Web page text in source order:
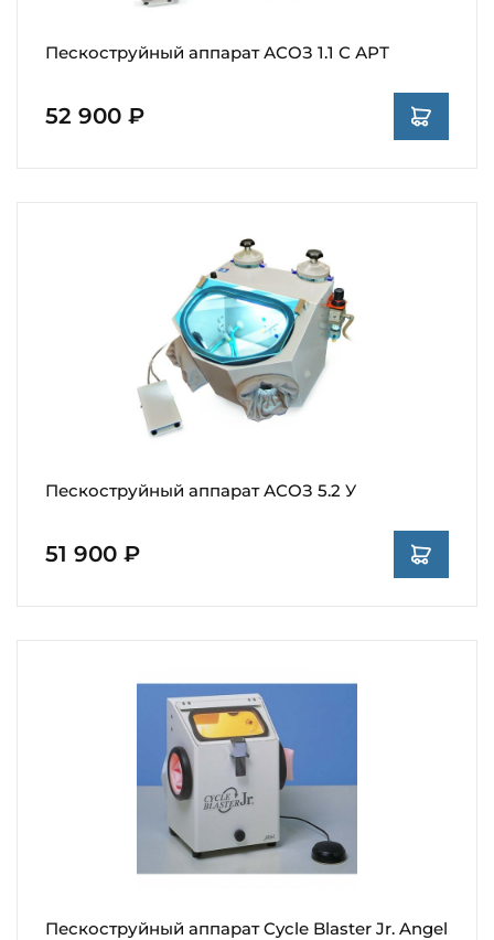
Пескоструйный аппарат АСОЗ 1.1 С АРТ
52 900 ₽
Пескоструйный аппарат АСОЗ 5.2 У
51 900 ₽
Пескоструйный аппарат Cycle Blaster Jr. Angel